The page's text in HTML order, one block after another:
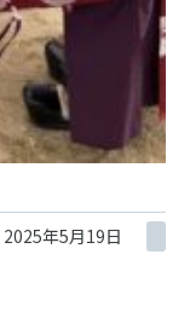
2025年5月19日